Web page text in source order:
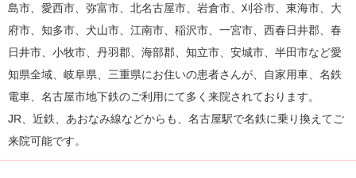
島市、愛西市、弥富市、北名古屋市、岩倉市、刈谷市、東海市、大
府市、知多市、犬山市、江南市、稲沢市、一宮市、西春日井郡、春
日井市、小牧市、丹羽郡、海部郡、知立市、安城市、半田市など愛
知県全域、岐阜県、三重県にお住いの患者さんが、自家用車、名鉄
電車、名古屋市地下鉄のご利用にて多く来院されております。
JR、近鉄、あおなみ線などからも、名古屋駅で名鉄に乗り換えてご
来院可能です。